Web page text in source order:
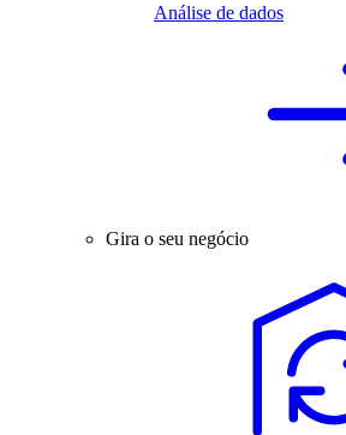
Análise de dados
Gira o seu negócio